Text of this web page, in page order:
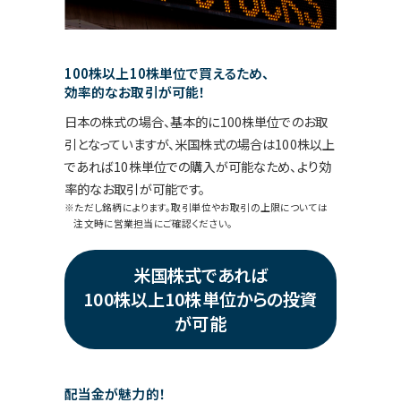
100株以上10株単位で買えるため、
効率的なお取引が可能！
日本の株式の場合、基本的に100株単位でのお取
引となっていますが、米国株式の場合は100株以上
であれば10株単位での購入が可能なため、より効
率的なお取引が可能です。
ただし銘柄によります。取引単位やお取引の上限については
注文時に営業担当にご確認ください。
米国株式であれば
100株以上10株単位からの投資
が可能
配当金が魅力的！